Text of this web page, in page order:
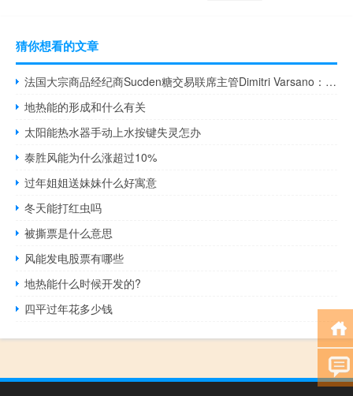
猜你想看的文章
法国大宗商品经纪商Sucden糖交易联席主管Dimitri Varsano：巴西港口拥堵可能会加剧全球糖市供应紧张由于降雨巴西港口的糖装载延误可能会更严重并推高糖价
地热能的形成和什么有关
太阳能热水器手动上水按键失灵怎办
泰胜风能为什么涨超过10%
过年姐姐送妹妹什么好寓意
冬天能打红虫吗
被撕票是什么意思
风能发电股票有哪些
地热能什么时候开发的?
四平过年花多少钱